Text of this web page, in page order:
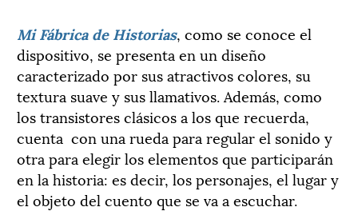
Mi Fábrica de Historias, como se conoce el
dispositivo, se presenta en un diseño
caracterizado por sus atractivos colores, su
textura suave y sus llamativos. Además, como
los transistores clásicos a los que recuerda,
cuenta con una rueda para regular el sonido y
otra para elegir los elementos que participarán
en la historia: es decir, los personajes, el lugar y
el objeto del cuento que se va a escuchar.